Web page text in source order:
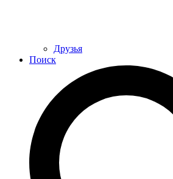
Друзья
Поиск